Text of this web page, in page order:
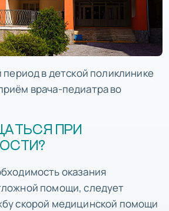
в детской поликлинике
врача-педиатра во
ПРИ
оказания
помощи, следует
скорой медицинской помощи